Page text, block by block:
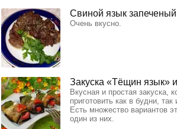
Свиной язык запеченый
Очень вкусно.
Закуска «Тёщин язык»
Вкусная и простая закуска,
приготовить как в будни,
Есть множество вариантов
один из них.